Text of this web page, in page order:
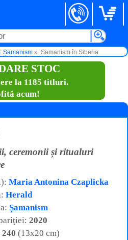
Șamanism Șamanism în Siberia
STOC
la 1185 titluri.
acum!
ceremonii și ritualuri
Maria Antonina Czaplicka
Herald
Șamanism
2020
240 (13x20 cm)